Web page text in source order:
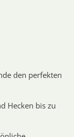
den perfekten
Hecken bis zu